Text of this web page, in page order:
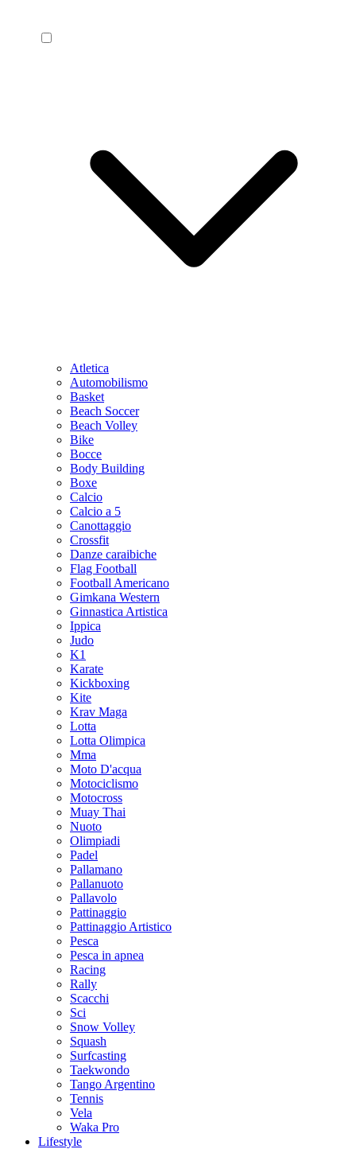
Atletica
Automobilismo
Basket
Beach Soccer
Beach Volley
Bike
Bocce
Body Building
Boxe
Calcio
Calcio a 5
Canottaggio
Crossfit
Danze caraibiche
Flag Football
Football Americano
Gimkana Western
Ginnastica Artistica
Ippica
Judo
K1
Karate
Kickboxing
Kite
Krav Maga
Lotta
Lotta Olimpica
Mma
Moto D'acqua
Motociclismo
Motocross
Muay Thai
Nuoto
Olimpiadi
Padel
Pallamano
Pallanuoto
Pallavolo
Pattinaggio
Pattinaggio Artistico
Pesca
Pesca in apnea
Racing
Rally
Scacchi
Sci
Snow Volley
Squash
Surfcasting
Taekwondo
Tango Argentino
Tennis
Vela
Waka Pro
Lifestyle